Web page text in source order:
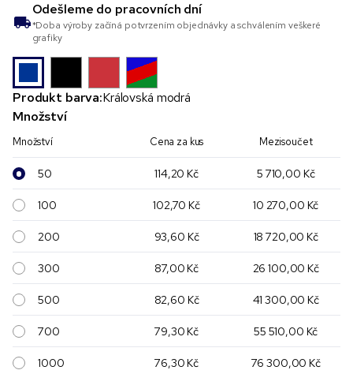
Odešleme do pracovních dní
*Doba výroby začíná potvrzením objednávky a schválením veškeré
grafiky
Produkt barva:Královská modrá
Množství
Množství Cena za kus Mezisoučet
50 114,20 Kč 5 710,00 Kč
100 102,70 Kč 10 270,00 Kč
200 93,60 Kč 18 720,00 Kč
300 87,00 Kč 26 100,00 Kč
500 82,60 Kč 41 300,00 Kč
700 79,30 Kč 55 510,00 Kč
1000 76,30 Kč 76 300,00 Kč